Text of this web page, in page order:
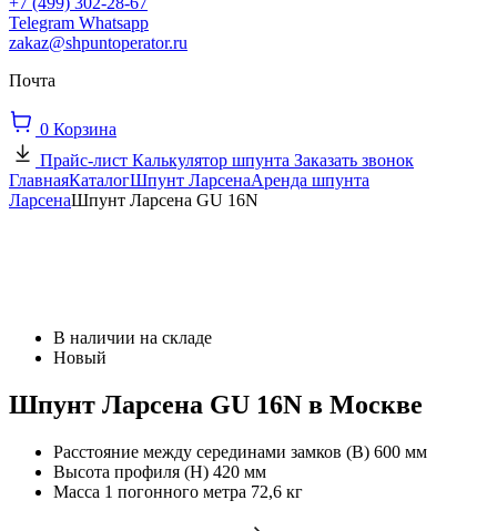
Telegram Whatsapp
zakaz@shpuntoperator.ru
Почта
0 Корзина
Прайс-лист Калькулятор шпунта Заказать звонок
ГлавнаяКаталогШпунт ЛарсенаАренда шпунта
ЛарсенаШпунт Ларсена GU 16N
В наличии на складе
Новый
Шпунт Ларсена GU 16N в Москве
Расстояние между серединами замков (В) 600 мм
Высота профиля (Н) 420 мм
Масса 1 погонного метра 72,6 кг